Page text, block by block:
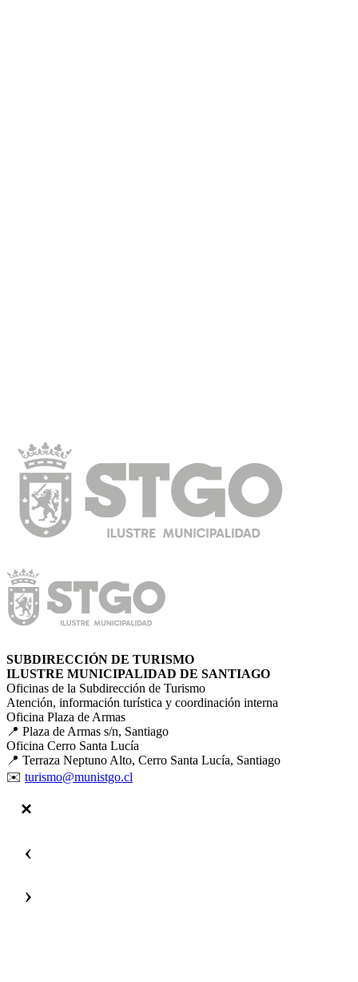
SUBDIRECCIÓN DE TURISMO
ILUSTRE MUNICIPALIDAD DE SANTIAGO
Oficinas de la Subdirección de Turismo
Atención, información turística y coordinación interna
Oficina Plaza de Armas
📍 Plaza de Armas s/n, Santiago
Oficina Cerro Santa Lucía
📍 Terraza Neptuno Alto, Cerro Santa Lucía, Santiago
✉️ turismo@munistgo.cl
‹
›